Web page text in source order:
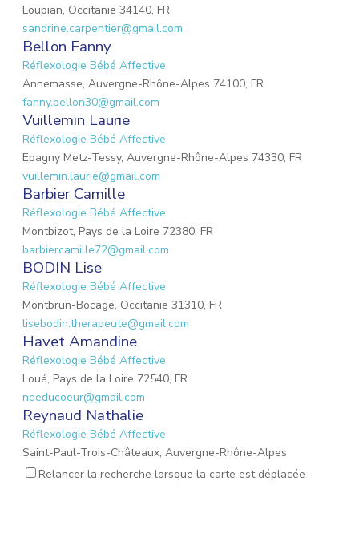
Loupian, Occitanie 34140, FR
sandrine.carpentier@gmail.com
Bellon Fanny
Réflexologie Bébé Affective
Annemasse, Auvergne-Rhône-Alpes 74100, FR
fanny.bellon30@gmail.com
Vuillemin Laurie
Réflexologie Bébé Affective
Epagny Metz-Tessy, Auvergne-Rhône-Alpes 74330, FR
vuillemin.laurie@gmail.com
Barbier Camille
Réflexologie Bébé Affective
Montbizot, Pays de la Loire 72380, FR
barbiercamille72@gmail.com
BODIN Lise
Réflexologie Bébé Affective
Montbrun-Bocage, Occitanie 31310, FR
lisebodin.therapeute@gmail.com
Havet Amandine
Réflexologie Bébé Affective
Loué, Pays de la Loire 72540, FR
needucoeur@gmail.com
Reynaud Nathalie
Réflexologie Bébé Affective
Saint-Paul-Trois-Châteaux, Auvergne-Rhône-Alpes
26130, FR
Relancer la recherche lorsque la carte est déplacée